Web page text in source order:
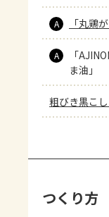
A 「丸鶏
A
「
ま油」
粗びき黒こ
つくり方